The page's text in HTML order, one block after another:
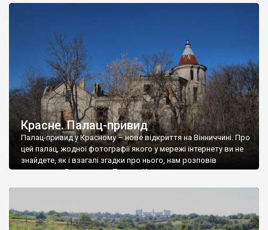
Красне. Палац-привид
Палац-привид у Красному – нове відкриття на Вінниччині. Про
цей палац, жодної фотографії якого у мережі інтернету ви не
знайдете, як і взагалі згадки про нього, нам розповів
мешканець Самгородка. Палац у Красному вразив не лише